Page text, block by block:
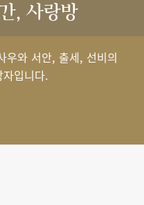
, 사랑방
우와 서안, 출세, 선비의
입니다.